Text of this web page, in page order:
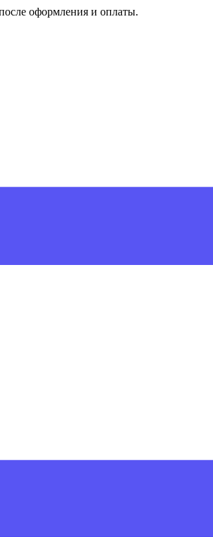
оформления и оплаты.